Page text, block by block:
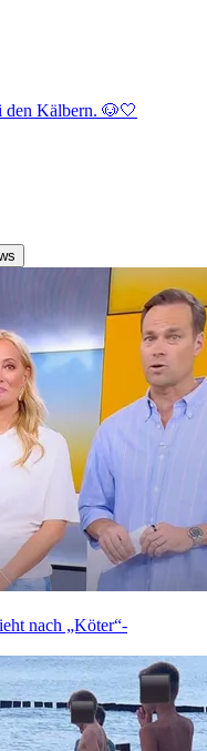
den Kälbern. 🐶🤍
nach „Köter“-